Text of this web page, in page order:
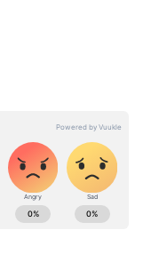
Get Latest